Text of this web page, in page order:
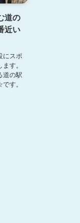
道の
近い
にスポ
す。
道の駅
す。